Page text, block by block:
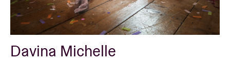
Davina Michelle